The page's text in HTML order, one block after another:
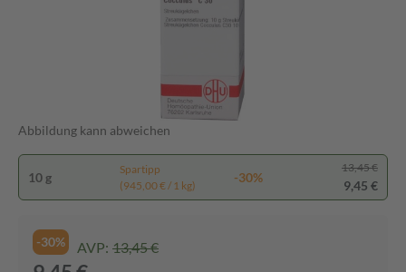
Abbildung kann abweichen
10 g
Spartipp
(945,00 € / 1 kg)
-30%
13,45 €
9,45 €
-30% AVP: 13,45 €